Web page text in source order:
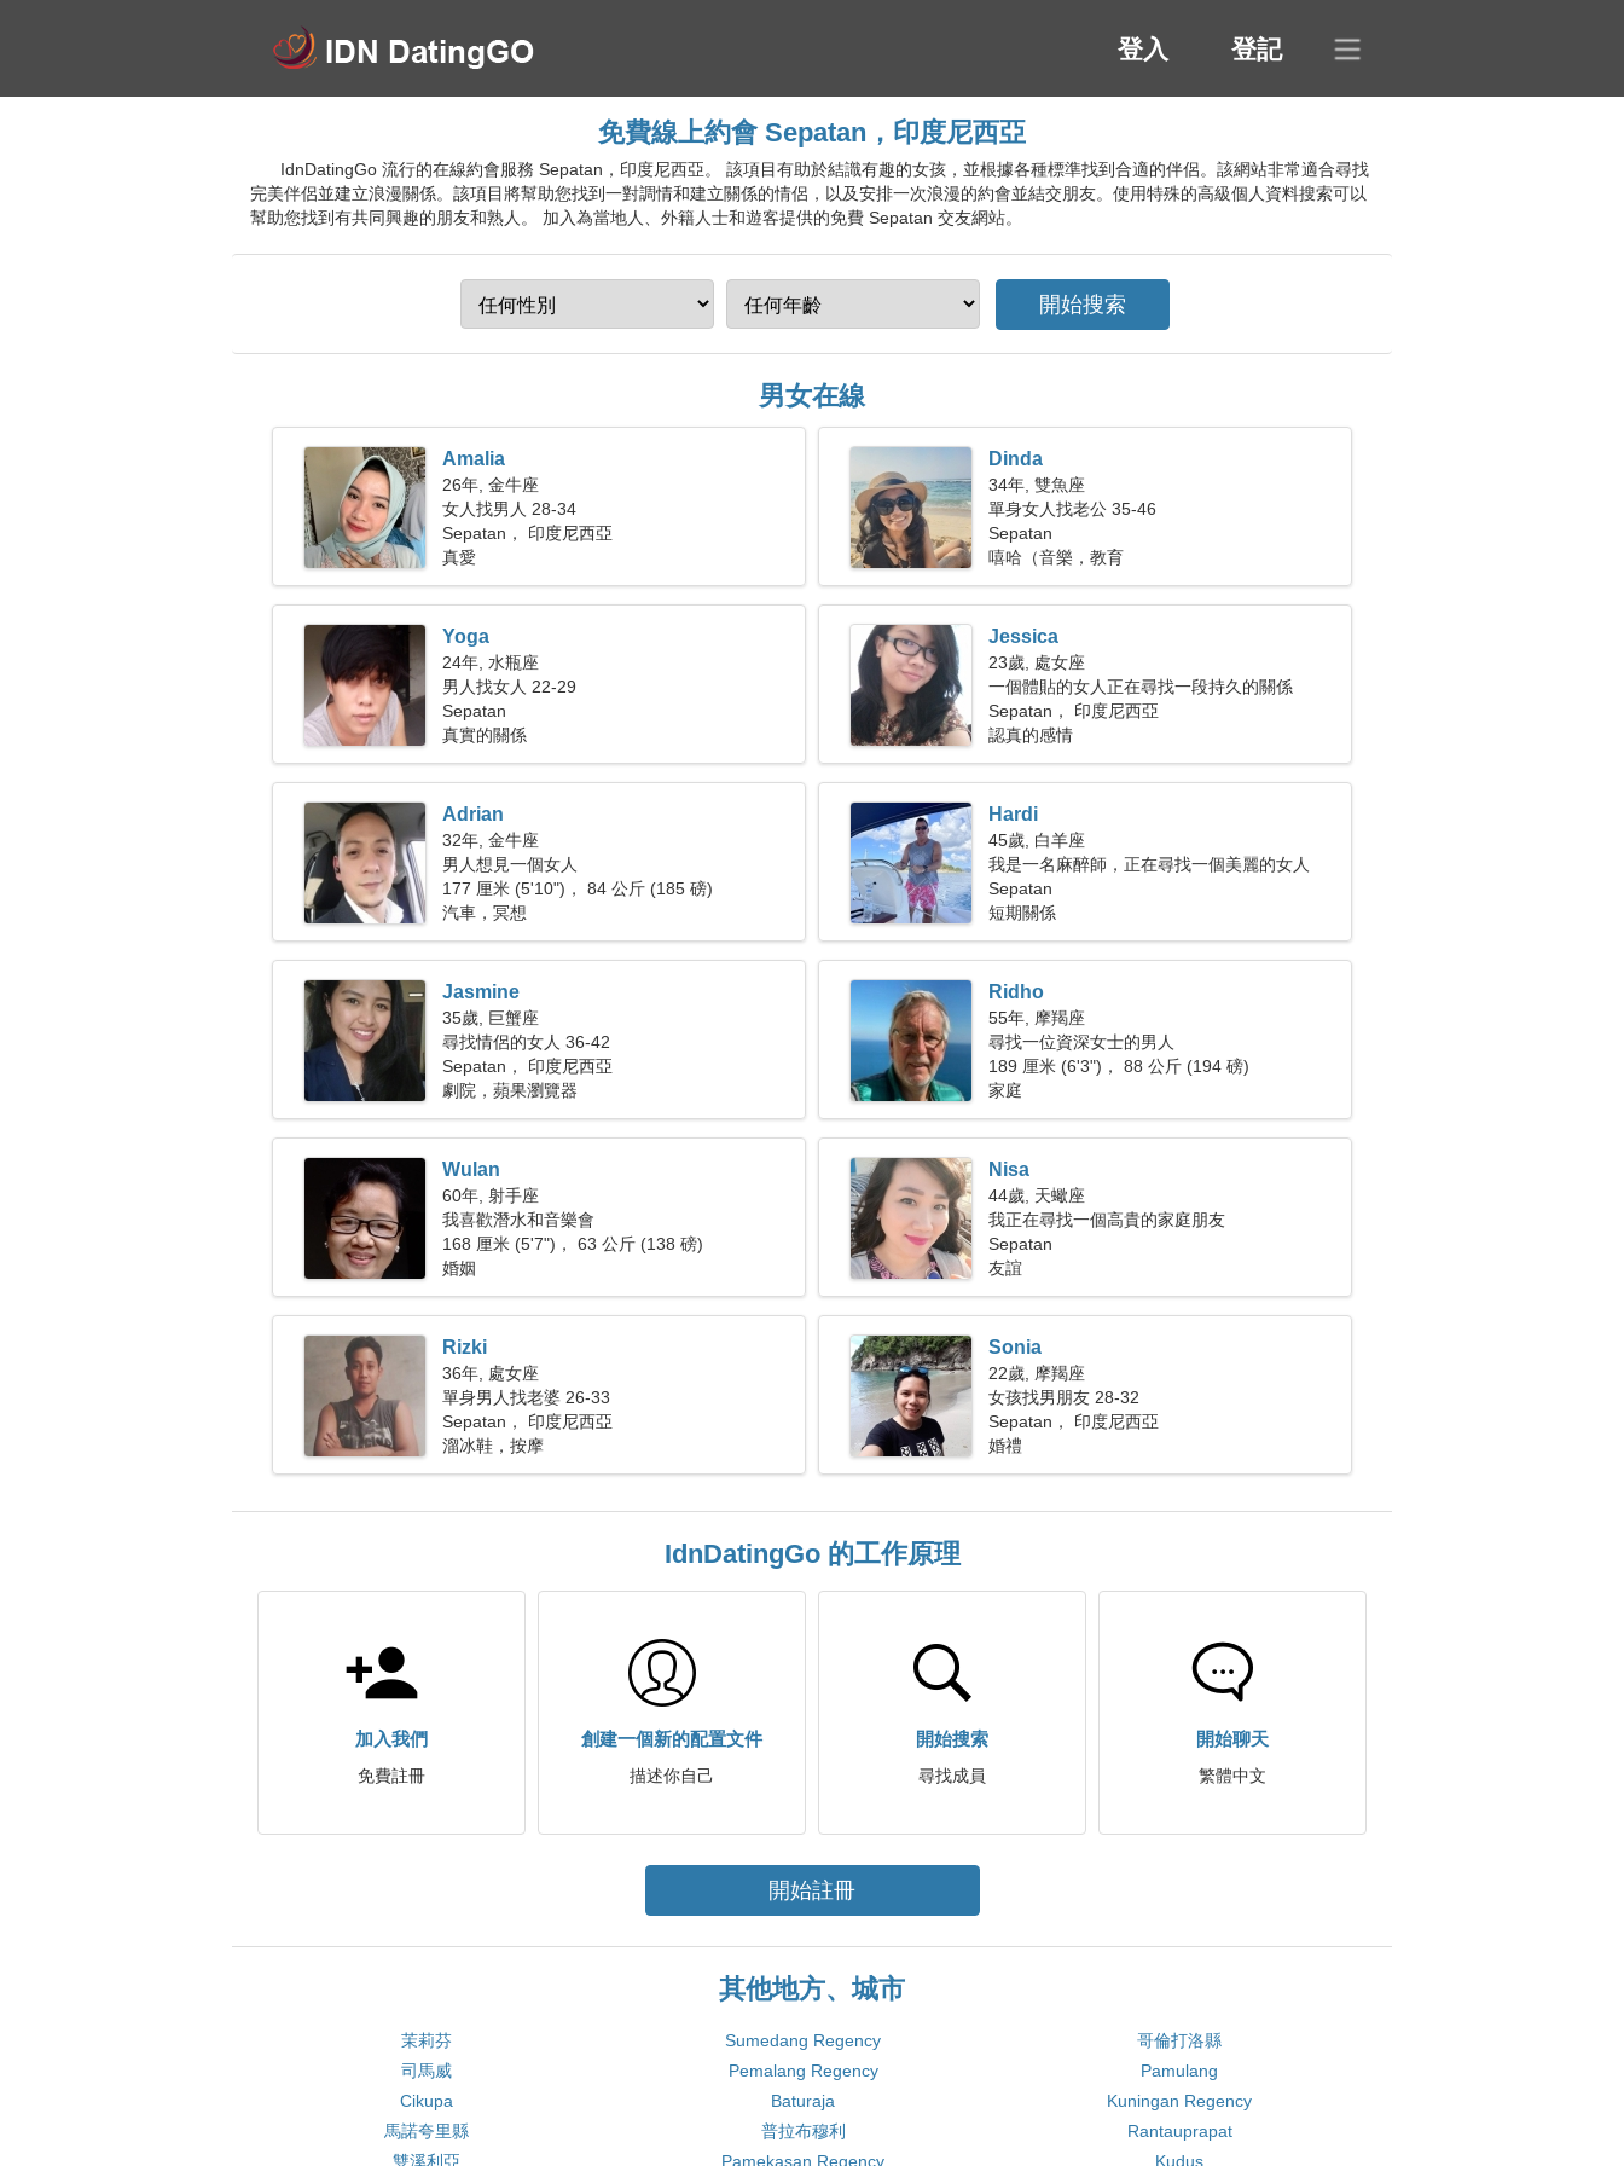
登入 登記
免費線上約會 Sepatan，印度尼西亞
IdnDatingGo 流行的在線約會服務 Sepatan，印度尼西亞。 該項目有助於結識有趣的女孩，並根據各種標準找到合適的伴侶。該網站非常適合尋找
完美伴侶並建立浪漫關係。該項目將幫助您找到一對調情和建立關係的情侶，以及安排一次浪漫的約會並結交朋友。使用特殊的高級個人資料搜索可以
幫助您找到有共同興趣的朋友和熟人。 加入為當地人、外籍人士和遊客提供的免費 Sepatan 交友網站。
男女在線
Amalia
26年, 金牛座
女人找男人 28-34
Sepatan， 印度尼西亞
真愛
Dinda
34年, 雙魚座
單身女人找老公 35-46
Sepatan
嘻哈（音樂，教育
Yoga
24年, 水瓶座
男人找女人 22-29
Sepatan
真實的關係
Jessica
23歲, 處女座
一個體貼的女人正在尋找一段持久的關係
Sepatan， 印度尼西亞
認真的感情
Adrian
32年, 金牛座
男人想見一個女人
177 厘米 (5'10")， 84 公斤 (185 磅)
汽車，冥想
Hardi
45歲, 白羊座
我是一名麻醉師，正在尋找一個美麗的女人
Sepatan
短期關係
Jasmine
35歲, 巨蟹座
尋找情侶的女人 36-42
Sepatan， 印度尼西亞
劇院，蘋果瀏覽器
Ridho
55年, 摩羯座
尋找一位資深女士的男人
189 厘米 (6'3")， 88 公斤 (194 磅)
家庭
Wulan
60年, 射手座
我喜歡潛水和音樂會
168 厘米 (5'7")， 63 公斤 (138 磅)
婚姻
Nisa
44歲, 天蠍座
我正在尋找一個高貴的家庭朋友
Sepatan
友誼
Rizki
36年, 處女座
單身男人找老婆 26-33
Sepatan， 印度尼西亞
溜冰鞋，按摩
Sonia
22歲, 摩羯座
女孩找男朋友 28-32
Sepatan， 印度尼西亞
婚禮
IdnDatingGo 的工作原理
加入我們
免費註冊
創建一個新的配置文件
描述你自己
開始搜索
尋找成員
開始聊天
繁體中文
開始註冊
其他地方、城市
茉莉芬 Sumedang Regency
哥倫打洛縣
司馬威
Pemalang Regency
Pamulang
Cikupa
Baturaja
Kuningan Regency
馬諾夸里縣
普拉布穆利
Rantauprapat
雙溪利亞
Pamekasan Regency Kudus